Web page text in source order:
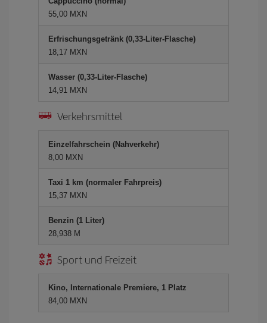
55,00 MXN
Erfrischungsgetränk (0,33-Liter-Flasche)
18,17 MXN
Wasser (0,33-Liter-Flasche)
14,91 MXN
Verkehrsmittel
Einzelfahrschein (Nahverkehr)
8,00 MXN
Taxi 1 km (normaler Fahrpreis)
15,37 MXN
Benzin (1 Liter)
28,938 M
Sport und Freizeit
Kino, Internationale Premiere, 1 Platz
84,00 MXN